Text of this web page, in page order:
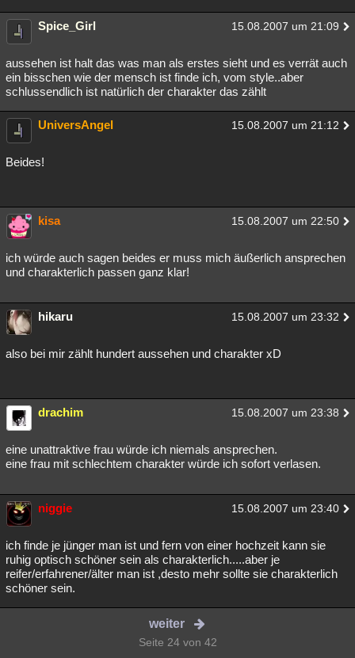
Spice_Girl 15.08.2007 um 21:09
aussehen ist halt das was man als erstes sieht und es verrät auch
ein bisschen wie der mensch ist finde ich, vom style..aber
schlussendlich ist natürlich der charakter das zählt
UniversAngel 15.08.2007 um 21:12
Beides!
kisa 15.08.2007 um 22:50
ich würde auch sagen beides er muss mich äußerlich ansprechen
und charakterlich passen ganz klar!
hikaru 15.08.2007 um 23:32
also bei mir zählt hundert aussehen und charakter xD
drachim 15.08.2007 um 23:38
eine unattraktive frau würde ich niemals ansprechen.
eine frau mit schlechtem charakter würde ich sofort verlasen.
niggie 15.08.2007 um 23:40
ich finde je jünger man ist und fern von einer hochzeit kann sie
ruhig optisch schöner sein als charakterlich.....aber je
reifer/erfahrener/älter man ist ,desto mehr sollte sie charakterlich
schöner sein.
weiter
Seite 24 von 42